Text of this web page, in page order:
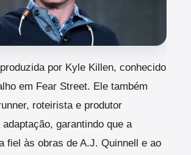
por Kyle Killen, conhecido
em Fear Street. Ele também
roteirista e produtor
garantindo que a
fiel às obras de A.J. Quinnell e ao